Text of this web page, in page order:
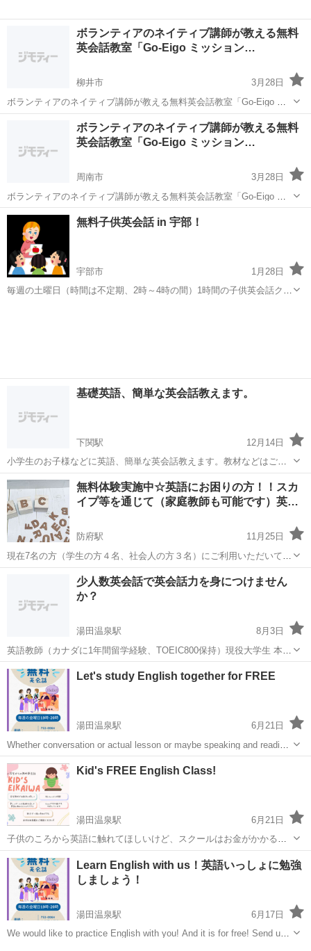
ボランティアのネイティブ講師が教える無料
英会話教室「Go-Eigo ミッション…
柳井市
3月28日
ボランティアのネイティブ講師が教える無料英会話教室「Go-Eigo ミ
ッションスクール」の 柳井クラスです Go-Eigo ミッションスクールは
60年以上の歴史を持つ無料英会話教室です。主にアメリカから来たボ
クラス
ボランティアのネイティブ講師が教える無料
英会話教室「Go-Eigo ミッション…
周南市
3月28日
ボランティアのネイティブ講師が教える無料英会話教室「Go-Eigo ミ
ッションスクール」の 徳山クラスです Go-Eigo ミッションスクールは
60年以上の歴史を持つ無料英会話教室です。主にアメリカから来たボ
ランティア...
山口 周南市 英会話 クラス
無料子供英会話 in 宇部！
宇部市
1月28日
毎週の土曜日（時間は不定期、2時～4時の間）1時間の子供英会話クラ
基礎英語、簡単な英会話教えます。
下関駅
12月14日
小学生のお子様などに英語、簡単な英会話教えます。教材などはご相
談した上でその子その子に応じた教材を用意していただきます。 一時
間1000円+往復の交通費。私の自宅でも可。その場合当然交通費はあ
りません。最低時間などは設けては...
山口 下関市 下関駅 英語/基礎英語 曜日
無料体験実施中☆英語にお困りの方！！スカ
イプ等を通じて（家庭教師も可能です）英…
防府駅
11月25日
現在7名の方（学生の方４名、社会人の方３名）にご利用いただいてお
ります(^^) ☆学生の方、社会人の方、どなたでもお気軽にご連絡くだ
さい ☆パソコン教室も行っておりますので、ご興味おありの方、ご連
絡ください ☆無料...
防府駅 英会話 TOEIC
少人数英会話で英会話力を身につけません
か？
湯田温泉駅
8月3日
英語教師（カナダに1年間留学経験、TOEIC800保持）現役大学生 本物
の英会話力を持つ先生から英語を学びませんか？ 初めまして現役山口
大学生のJotaroです！ 自己紹介 ・20歳 ・山口大学経済学部経営本科3
年生 ・20...
山口 山口市
Let's study English together for FREE
湯田温泉駅
6月21日
Whether conversation or actual lesson or maybe speaking and reading,
we got you! We would like to practice Engli...
山口 山口市
Kid's FREE English Class!
湯田温泉駅
6月21日
子供のころから英語に触れてほしいけど、スクールはお金がかかる、
十分な時間が取れない、場所が遠くて大変、、、どんな風に思ったこ
とありませんか？？私達の子供英会話は、完全無料、一回基本30分の
英会話です♪ボランティアの外国人と日...
山口 山口市 オンライン
Learn English with us！英語いっしょに勉強
しましょう！
湯田温泉駅
6月17日
We would like to practice English with you! And it is for free! Send us a